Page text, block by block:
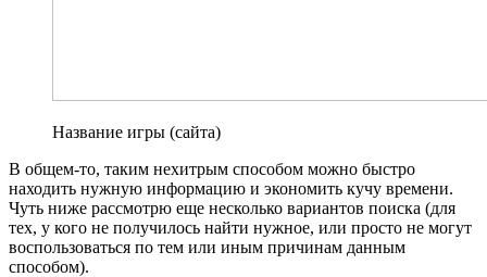
Название игры (сайта)
В общем-то, таким нехитрым способом можно быстро
находить нужную информацию и экономить кучу времени.
Чуть ниже рассмотрю еще несколько вариантов поиска (для
тех, у кого не получилось найти нужное, или просто не могут
воспользоваться по тем или иным причинам данным
способом).